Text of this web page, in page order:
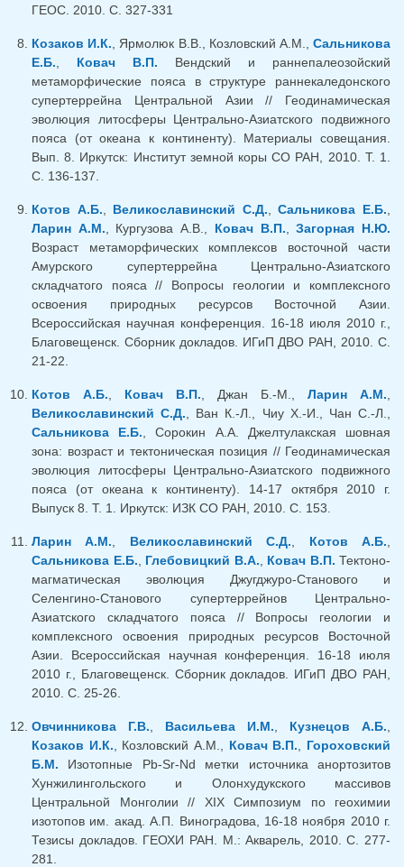
ГЕОС. 2010. С. 327-331
Козаков И.К., Ярмолюк В.В., Козловский А.М.,Сальникова
Е.Б., Ковач В.П. Вендский и раннепалеозойский
метаморфические пояса в структуре раннекаледонского
супертеррейна Центральной Азии // Геодинамическая
эволюция литосферы Центрально-Азиатского подвижного
пояса (от океана к континенту). Материалы совещания.
Вып. 8. Иркутск: Институт земной коры СО РАН, 2010. Т. 1.
С. 136-137.
Котов А.Б., Великославинский С.Д.,Сальникова Е.Б.,
Ларин А.М., Кургузова А.В., Ковач В.П.,Загорная Н.Ю.
Возраст метаморфических комплексов восточной части
Амурского супертеррейна Центрально-Азиатского
складчатого пояса // Вопросы геологии и комплексного
освоения природных ресурсов Восточной Азии.
Всероссийская научная конференция. 16-18 июля 2010 г.,
Благовещенск. Сборник докладов. ИГиП ДВО РАН, 2010. С.
21-22.
Котов А.Б., Ковач В.П., Джан Б.-М., Ларин А.М.,
Великославинский С.Д., Ван К.-Л., Чиу Х.-И., Чан С.-Л.,
Сальникова Е.Б., Сорокин А.А. Джелтулакская шовная
зона: возраст и тектоническая позиция // Геодинамическая
эволюция литосферы Центрально-Азиатского подвижного
пояса (от океана к континенту). 14-17 октября 2010 г.
Выпуск 8. Т. 1. Иркутск: ИЗК СО РАН, 2010. С. 153.
Ларин А.М., Великославинский С.Д., Котов А.Б.,
Сальникова Е.Б., Глебовицкий В.А., Ковач В.П. Тектоно-
магматическая эволюция Джугджуро-Станового и
Селенгино-Станового супертеррейнов Центрально-
Азиатского складчатого пояса // Вопросы геологии и
комплексного освоения природных ресурсов Восточной
Азии. Всероссийская научная конференция. 16-18 июля
2010 г., Благовещенск. Сборник докладов. ИГиП ДВО РАН,
2010. С. 25-26.
Овчинникова Г.В., Васильева И.М., Кузнецов А.Б.,
Козаков И.К., Козловский А.М., Ковач В.П., Гороховский
Б.М. Изотопные Pb-Sr-Nd метки источника анортозитов
Хунжилингольского и Олонхудукского массивов
Центральной Монголии // XIX Симпозиум по геохимии
изотопов им. акад. А.П. Виноградова, 16-18 ноября 2010 г.
Тезисы докладов. ГЕОХИ РАН. М.: Акварель, 2010. С. 277-
281.